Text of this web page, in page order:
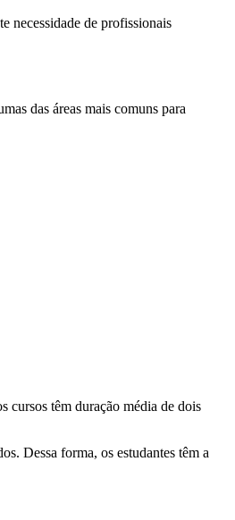
necessidade de profissionais
das áreas mais comuns para
cursos têm duração média de dois
Dessa forma, os estudantes têm a